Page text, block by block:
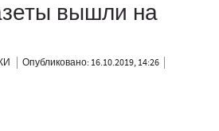
вышли на
Опубликовано: 16.10.2019, 14:26